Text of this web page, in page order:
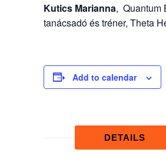
Kutics Marianna, Quantum
tanácsadó és tréner, Theta
Add to calendar
DETAILS